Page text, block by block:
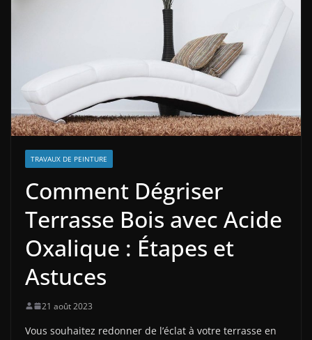
TRAVAUX DE PEINTURE
Comment Dégriser
Terrasse Bois avec Acide
Oxalique : Étapes et
Astuces
21 août 2023
Vous souhaitez redonner de l’éclat à votre terrasse en